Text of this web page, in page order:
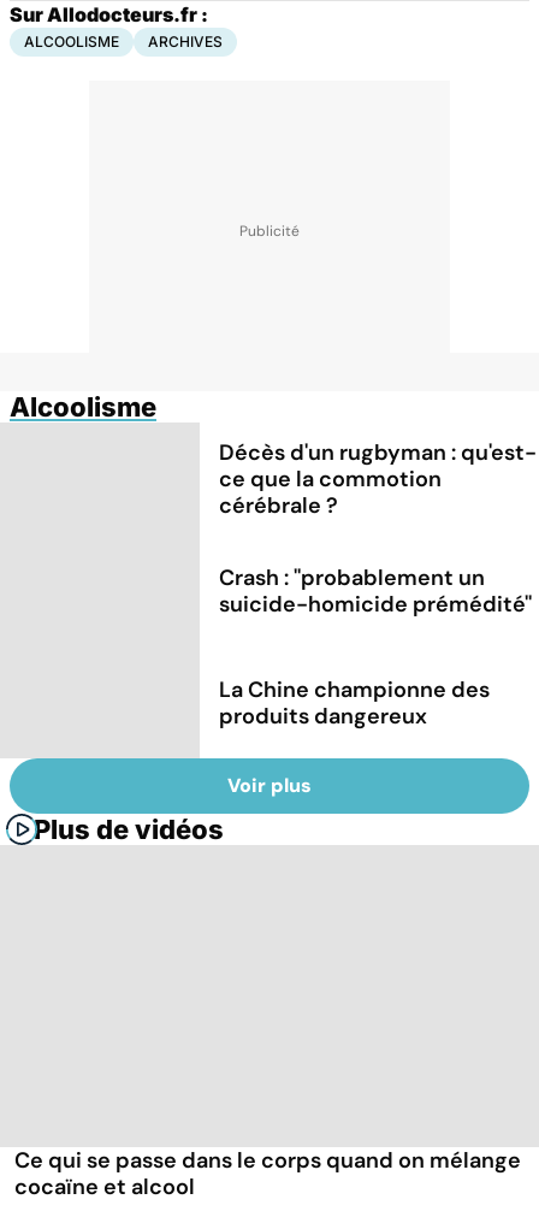
Sur Allodocteurs.fr :
ALCOOLISME ARCHIVES
Alcoolisme
Décès d'un rugbyman : qu'est-
ce que la commotion
cérébrale ?
Crash : ''probablement un
suicide-homicide prémédité''
La Chine championne des
produits dangereux
Voir plus
Plus de vidéos
Ce qui se passe dans le corps quand on mélange
cocaïne et alcool